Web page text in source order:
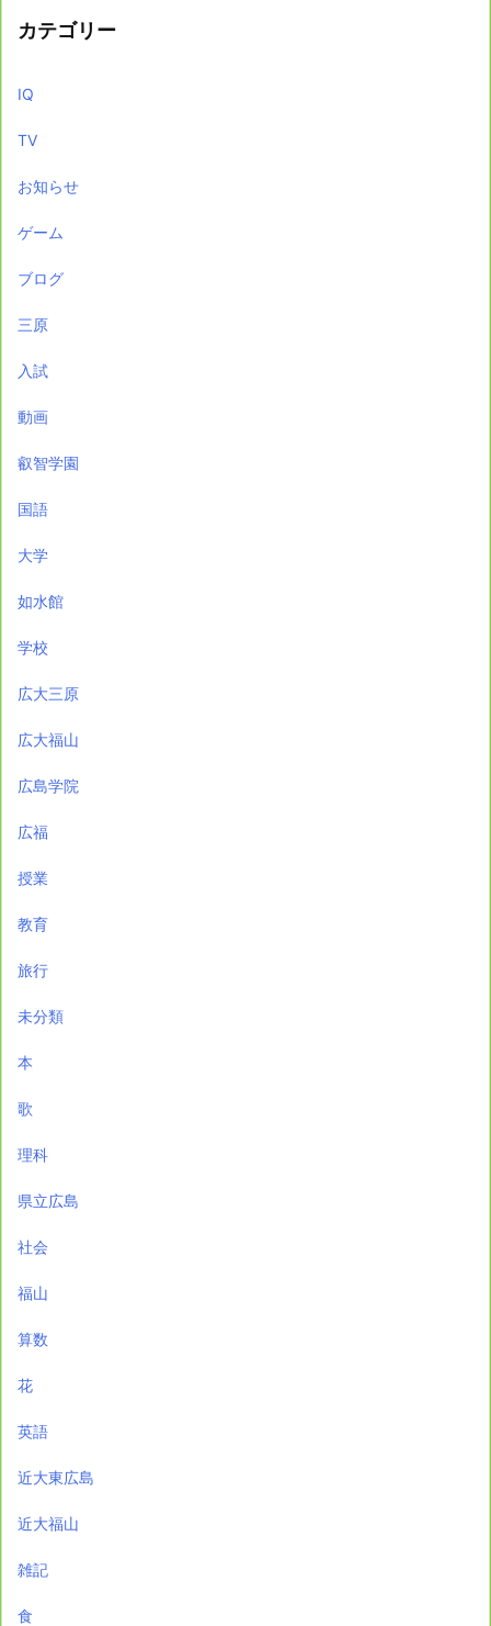
カテゴリー
IQ
TV
お知らせ
ゲーム
ブログ
三原
入試
動画
叡智学園
国語
大学
如水館
学校
広大三原
広大福山
広島学院
広福
授業
教育
旅行
未分類
本
歌
理科
県立広島
社会
福山
算数
花
英語
近大東広島
近大福山
雑記
食